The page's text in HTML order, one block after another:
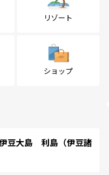
リゾート
ショップ
大島 利島（伊豆諸